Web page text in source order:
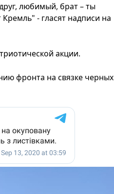
любимый, брат – ты
- гласят надписи на
акции.
фронта на связке черных